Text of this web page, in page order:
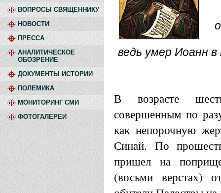
ВОПРОСЫ СВЯЩЕННИКУ
НОВОСТИ
ПРЕССА
АНАЛИТИЧЕСКОЕ
ОБОЗРЕНИЕ
ДОКУМЕНТЫ ИСТОРИИ
ПОЛЕМИКА
МОНИТОРИНГ СМИ
ФОТОГАЛЕРЕИ
ведь умер Иоанн
В возрасте
совершенным по
как непорочную
Синай. По
пришел на
(восьми верстах)